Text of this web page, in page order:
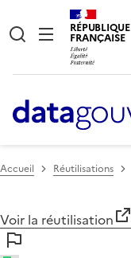
RÉPUBLIQUE
FRANÇAISE
Accueil Réutilisations
Voir la réutilisation